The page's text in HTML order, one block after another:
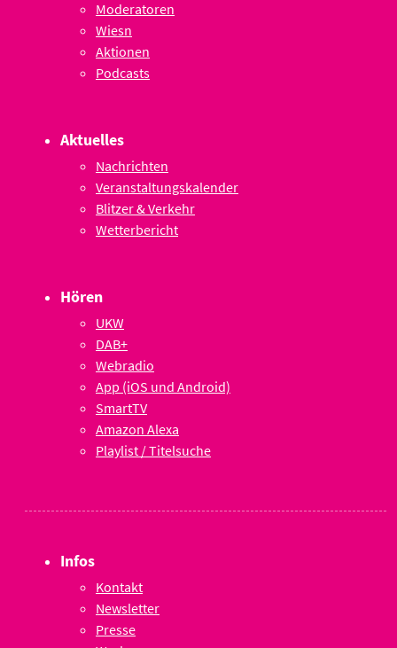
Moderatoren
Wiesn
Aktionen
Podcasts
Aktuelles
Nachrichten
Veranstaltungskalender
Blitzer & Verkehr
Wetterbericht
Hören
UKW
DAB+
Webradio
App (iOS und Android)
SmartTV
Amazon Alexa
Playlist / Titelsuche
Infos
Kontakt
Newsletter
Presse